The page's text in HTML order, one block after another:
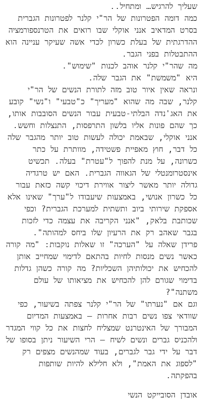
שעליך להרגיש… ומתחיל..
כמה דומה הפטרונות של הר"י קלנר לפטרונות הגברית
בסרט המדאיב אנני אוקלי שבו רואים את הטרנספורמציה
ההדרגתית של בעלת כשרון לכדי אשה שעיקר עניינה הוא
ההתבטלות בפני הגבר.
מה שהר"י קלנר אוהב לכנות "שימוש".
היא "משמשת" את הגבר שלה.
ונראה שאין איור טוב מזה לתורת הנשים של הר"י
קלנר, שבה מה שהוא "מעריך" כ"טבעי" ו"נשי" קובע
את האג'נדה הבלתי-טבעית עבור הנשים הסובבות אותו,
כך שהם פונות אליו בלשון התרפסות, התנצלות וחשש.
אנני אוקלי, שבאמת יכולה לעשות טוב יותר מהגבר שלה
כל דבר, חוץ מאפיית פשטידה, מוותרת על כתר
כשרונה, על מנת להפוך ל"עטרת" בעלה. תכשיט
אינסטרומנטלי של הגאווה הגברית. האם יש טרגדיה
גדולה יותר מאשר ליצור אווירת דיכוי קשה כזאת עבור
כל כשרון אנושי, באמצעות שיעבודו ל"ערך" שאינו אלא
אספקת שירותי ביוב ותשתית למערכת הגברית? וכפי
שכותבת בלאק, "אנני הקריבה את עצמה כדי לזכות
בגבר שאהב רק את הרעיון שלו ביחס למהותה".
פרידן שאלה על "הערכה" זו שאלות נוקבות: "מה קורה
כאשר נשים מנסות לחיות בהתאם לדימוי שמחייב אותן
להכחיש את יכולותיהן השכליות? מה קורה כשהן גדלות
בדימוי שגורם להן להכחיש את מציאותו של עולם
משתנה"?
וגם אם "נערתו" של הר"י קלנר צפתה בשיעור, כפי
שוודאי צפו נשים רבות אחרות – באמצעות המדיום
המבורך של האינטרנט שמצליח לחצות את כל קווי המגדר
ולהכניס גברים ונשים לשיח – הרי השיעור ניתן בסופו של
דבר על ידי גבר לגברים, בעוד שמהנשים מצפים רק
"לספוג את האמת", ולא חלילא להיות שותפות
בהפקתה.
אובדן הסובייקט הנשי